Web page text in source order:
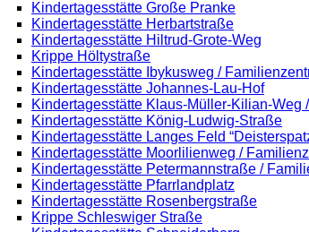
Kindertagesstätte Große Pranke
Kindertagesstätte Herbartstraße
Kindertagesstätte Hiltrud-Grote-Weg
Krippe Höltystraße
Kindertagesstätte Ibykusweg /
Kindertagesstätte Johannes-Lau-Hof
Kindertagesstätte Klaus-Müller-Kilian-Weg
Kindertagesstätte König-Ludwig-Straße
Kindertagesstätte Langes Feld
Kindertagesstätte Moorlilienweg /
Kindertagesstätte Petermannstraße /
Kindertagesstätte Pfarrlandplatz
Kindertagesstätte Rosenbergstraße
Krippe Schleswiger Straße